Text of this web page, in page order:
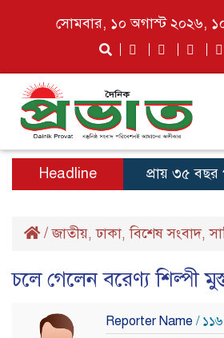
সোমবার, ১০ অগাস্ট ২০২৬,
Headline প্রায় ৩৫ বছর পর
/জাতীয়,ঢাকা,বিশেষ সংবাদ,
চলে গেলেন বরেণ্য শিল্পী
Reporter Name /